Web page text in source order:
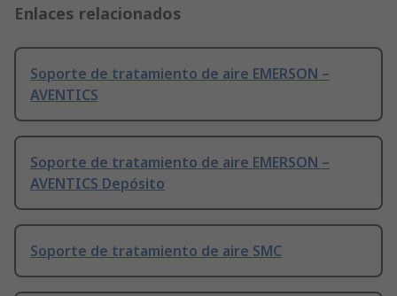
Enlaces relacionados
Soporte de tratamiento de aire EMERSON –
AVENTICS
Soporte de tratamiento de aire EMERSON –
AVENTICS Depósito
Soporte de tratamiento de aire SMC